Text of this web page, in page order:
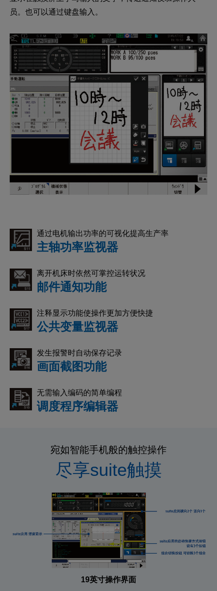
员。也可以通过键盘输入。
通过电机输出功率的可视化提高生产率
主轴功率监视器
离开机床时依然可掌控运转状况
邮件通知功能
注释显示功能使操作更加方便快捷
公共变量监视器
发生报警时自动保存记录
画面截图功能
无需输入编码的简单编程
调度程序编辑器
宛如智能手机般的触控操作
尽享suite触摸
19英寸操作界面